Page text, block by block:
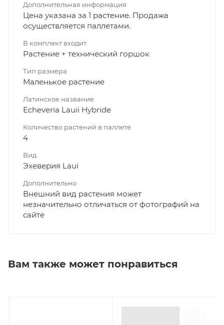
Дополнительная информация
Цена указана за 1 растение. Продажа
осуществляется паллетами.
В комплект входит
Растение + технический горшок
Тип размера
Маленькое растение
Латинское название
Echeveria Lauii Hybride
Количество растений в паллете
4
Вид
Эхеверия Laui
Дополнительно
Внешний вид растения может
незначительно отличаться от фотографий на
сайте
Вам также может понравиться